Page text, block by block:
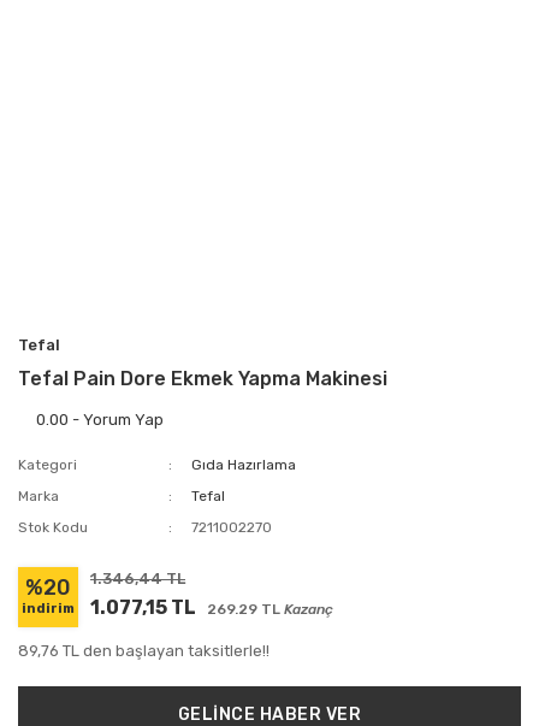
Tefal
Tefal Pain Dore Ekmek Yapma Makinesi
0.00 - Yorum Yap
Kategori
Gıda Hazırlama
Marka
Tefal
Stok Kodu
7211002270
%20
indirim
1.346,44 TL
1.077,15 TL 269.29 TL Kazanç
89,76 TL den başlayan taksitlerle!!
GELİNCE HABER VER